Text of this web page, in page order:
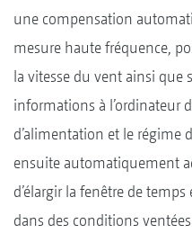
une compensation
mesure haute fréquence,
la vitesse du vent ainsi que
informations à l’ordinateur
d’alimentation et le régime
ensuite automatiquement
d’élargir la fenêtre de temps
dans des conditions ventées